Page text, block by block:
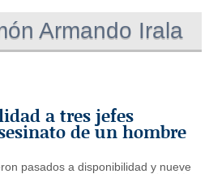
Armando Irala
a tres jefes
de un hombre
pasados a disponibilidad y nueve